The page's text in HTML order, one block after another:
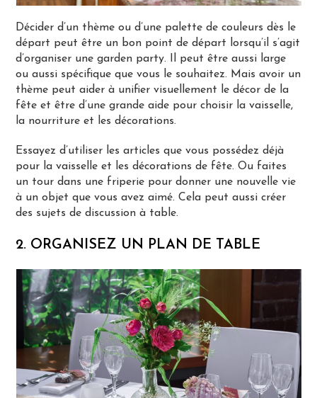
Décider d’un thème ou d’une palette de couleurs dès le
départ peut être un bon point de départ lorsqu’il s’agit
d’organiser une garden party. Il peut être aussi large
ou aussi spécifique que vous le souhaitez. Mais avoir un
thème peut aider à unifier visuellement le décor de la
fête et être d’une grande aide pour choisir la vaisselle,
la nourriture et les décorations.
Essayez d’utiliser les articles que vous possédez déjà
pour la vaisselle et les décorations de fête. Ou faites
un tour dans une friperie pour donner une nouvelle vie
à un objet que vous avez aimé. Cela peut aussi créer
des sujets de discussion à table.
2. ORGANISEZ UN PLAN DE TABLE